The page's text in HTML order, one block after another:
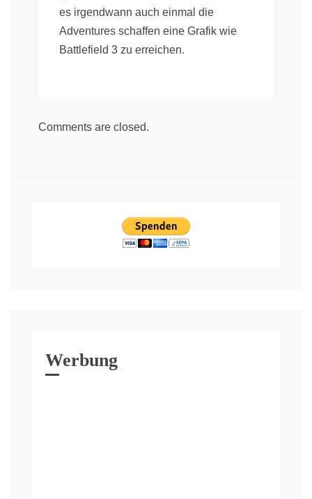
es irgendwann auch einmal die
Adventures schaffen eine Grafik wie
Battlefield 3 zu erreichen.
Comments are closed.
Werbung